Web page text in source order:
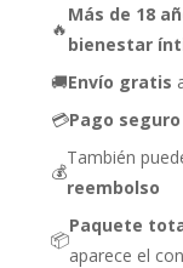
🔥
Más de 18
bienestar
🚚Envío gratis
💳Pago seguro
💰
También
reembolso
📦
Paquete
aparece el